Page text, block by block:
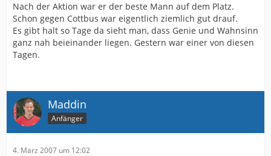
Nach der Aktion war er der beste Mann auf dem Platz.
Schon gegen Cottbus war eigentlich ziemlich gut drauf.
Es gibt halt so Tage da sieht man, dass Genie und Wahnsinn
ganz nah beieinander liegen. Gestern war einer von diesen
Tagen.
Maddin
Anfänger
4. März 2007 um 12:02